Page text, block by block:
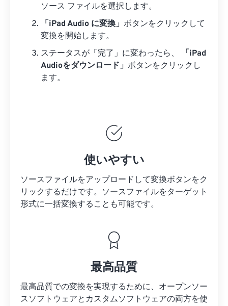
ソース ファイルを選択します。
「iPad Audio に変換」 ボタンをクリックして
変換を開始します。
ステータスが「完了」に変わったら、
「iPad
Audioをダウンロード」 ボタンをクリックし
ます。
使いやすい
ソースファイルをアップロードして変換ボタンをク
リックするだけです。 ソースファイルをターゲット
形式に一括変換することも可能です。
最高品質
最高品質での変換を実現するために、オープンソー
スソフトウェアとカスタムソフトウェアの両方を使